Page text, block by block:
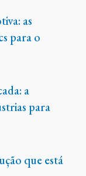
as
para o
a
para
que está